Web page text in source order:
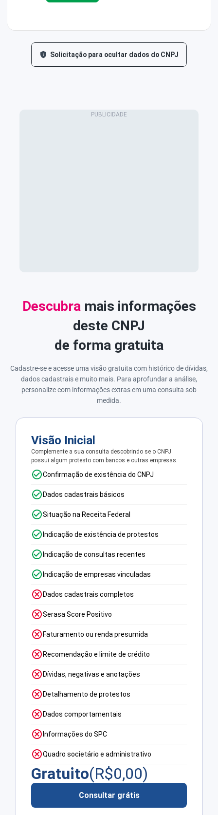
Solicitação para ocultar dados do CNPJ
Descubramais informações
deste CNPJ
de forma gratuita
Cadastre-se e acesse uma visão gratuita com histórico de dívidas,
dados cadastrais e muito mais. Para aprofundar a análise,
personalize com informações extras em uma consulta sob
medida.
Visão Inicial
Complemente a sua consulta descobrindo se o CNPJ
possui algum protesto com bancos e outras empresas.
Confirmação de existência do CNPJ
Dados cadastrais básicos
Situação na Receita Federal
Indicação de existência de protestos
Indicação de consultas recentes
Indicação de empresas vinculadas
Dados cadastrais completos
Serasa Score Positivo
Faturamento ou renda presumida
Recomendação e limite de crédito
Dívidas, negativas e anotações
Detalhamento de protestos
Dados comportamentais
Informações do SPC
Quadro societário e administrativo
Gratuito(R$0,00)
Consultar grátis